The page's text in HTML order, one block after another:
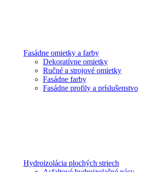
Fasádne omietky a farby
Dekoratívne omietky
Ručné a strojové omietky
Fasádne farby
Fasádne profily a príslušenstvo
Hydroizolácia plochých striech